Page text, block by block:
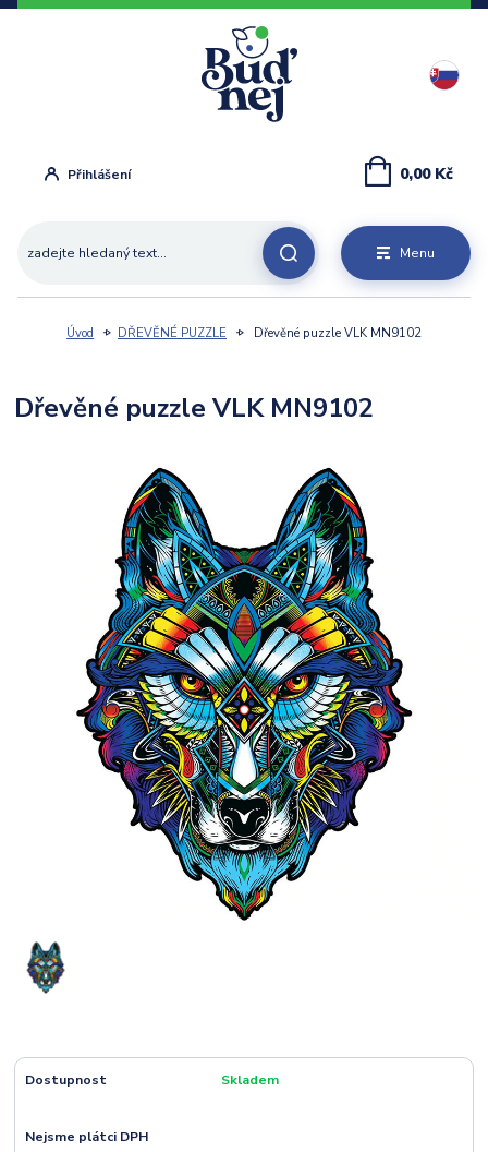
Menu
Přihlášení 0,00 Kč
Úvod DŘEVĚNÉ PUZZLE Dřevěné puzzle VLK MN9102
Dřevěné puzzle VLK MN9102
Dostupnost Skladem
Nejsme plátci DPH